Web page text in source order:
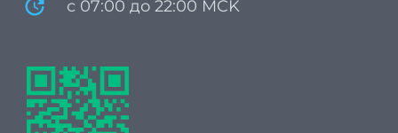
update с 07:00 до 22:00 MCK